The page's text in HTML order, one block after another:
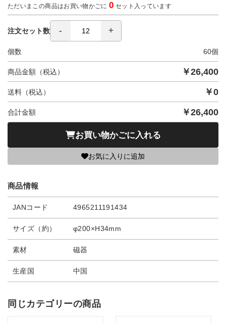
ただいまこの商品はお買い物かごに0 セット入っています
注文セット数
個数 60個
商品金額（税込） ￥26,400
送料（税込） ￥0
合計金額 ￥26,400
お買い物かごに入れる
お気に入りに追加
商品情報
JANコード 4965211191434
サイズ（約） φ200×H34mm
素材 磁器
生産国 中国
同じカテゴリーの商品